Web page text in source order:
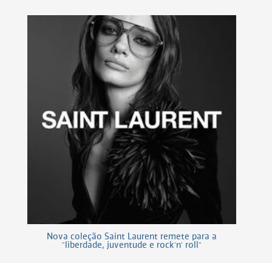
Nova coleção Saint Laurent remete para a
"liberdade, juventude e rock'n' roll"